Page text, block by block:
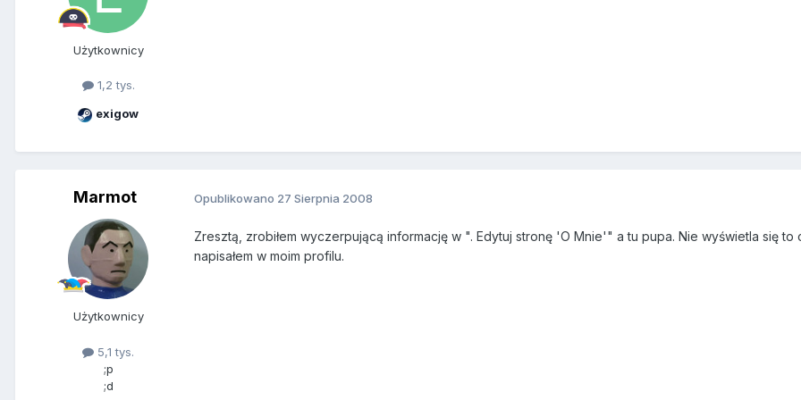
Użytkownicy
1,2 tys.
exigow
Marmot
Użytkownicy
5,1 tys.
;p
;d
Opublikowano 27 Sierpnia 2008
Zresztą, zrobiłem wyczerpującą informację w ". Edytuj stronę 'O Mnie'" a tu pupa. Nie wyświetla się to
napisałem w moim profilu.